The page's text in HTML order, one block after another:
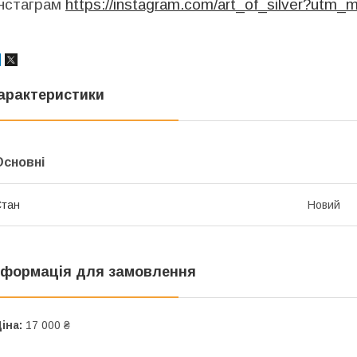
https://instagram.com/
Новий
для замовлення
17 000 ₴